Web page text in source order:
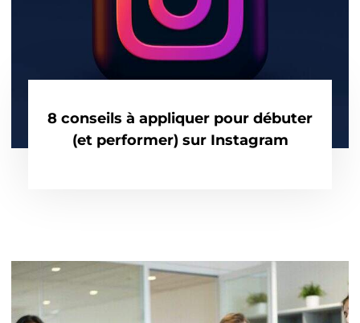
8 conseils à appliquer pour débuter
(et performer) sur Instagram